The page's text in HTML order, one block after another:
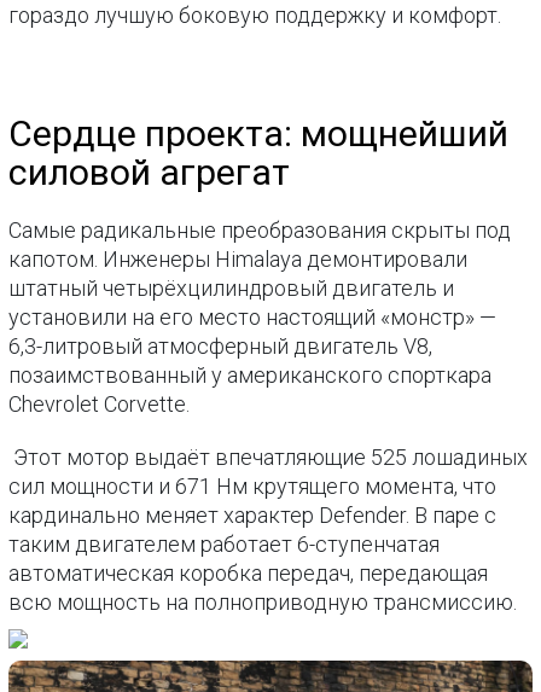
гораздо лучшую боковую поддержку и комфорт.
Сердце проекта: мощнейший
силовой агрегат
Самые радикальные преобразования скрыты под
капотом. Инженеры Himalaya демонтировали
штатный четырёхцилиндровый двигатель и
установили на его место настоящий «монстр» —
6,3-литровый атмосферный двигатель V8,
позаимствованный у американского спорткара
Chevrolet Corvette.
Этот мотор выдаёт впечатляющие 525 лошадиных
сил мощности и 671 Нм крутящего момента, что
кардинально меняет характер Defender. В паре с
таким двигателем работает 6-ступенчатая
автоматическая коробка передач, передающая
всю мощность на полноприводную трансмиссию.